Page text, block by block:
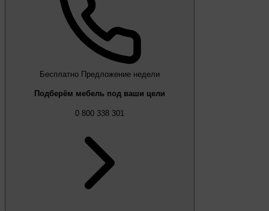
Бесплатно Предложение недели
Подберём мебель под ваши цели
0 800 338 301